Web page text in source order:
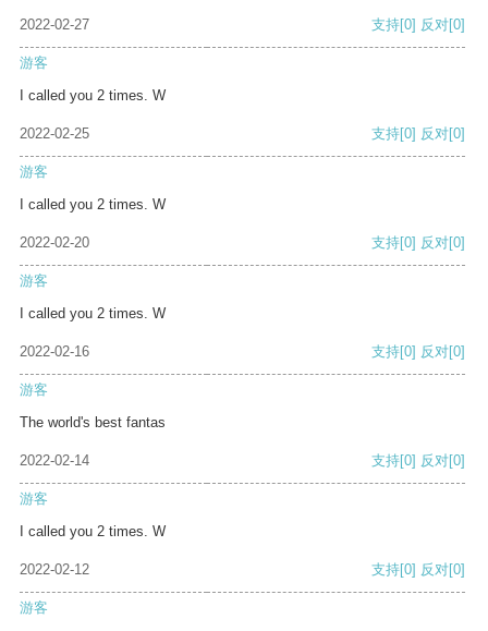
2022-02-27 支持[0] 反对[0]
游客
I called you 2 times. W
2022-02-25 支持[0] 反对[0]
游客
I called you 2 times. W
2022-02-20 支持[0] 反对[0]
游客
I called you 2 times. W
2022-02-16 支持[0] 反对[0]
游客
The world's best fantas
2022-02-14 支持[0] 反对[0]
游客
I called you 2 times. W
2022-02-12 支持[0] 反对[0]
游客